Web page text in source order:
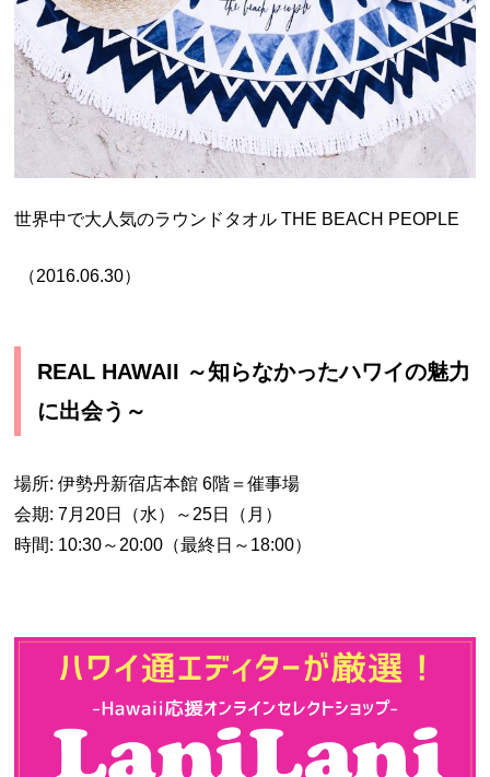
世界中で大人気のラウンドタオル THE BEACH PEOPLE
（2016.06.30）
REAL HAWAII ～知らなかったハワイの魅力
に出会う～
場所: 伊勢丹新宿店本館 6階＝催事場
会期: 7月20日（水）～25日（月）
時間: 10:30～20:00（最終日～18:00）